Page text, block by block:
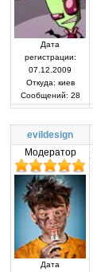
Дата
регистрации:
07.12.2009
Откуда: киев
Сообщений: 28
evildesign
Модератор
Дата